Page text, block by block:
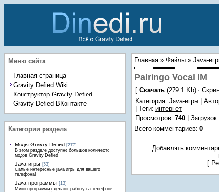
Меню сайта
Главная страница
Gravity Defied Wiki
Конструктор Gravity Defied
Gravity Defied ВКонтакте
Категории раздела
Моды Gravity Defied [277]
В этом разделе доступно большое количесто
модов Gravity Defied
Java-игры [53]
Самые интересные java игры для вашего
телефона!
Java-программы [13]
Мини-программы сделают работу на телефоне
Главная » Файлы » Java-
Palringo Vocal IM
[ Скачать (279.1 Kb) ·
Категория: Java-игры |
Теги: интернет
Просмотров: 740 Загрузок
Всего комментариев: 0
Добавлять
[